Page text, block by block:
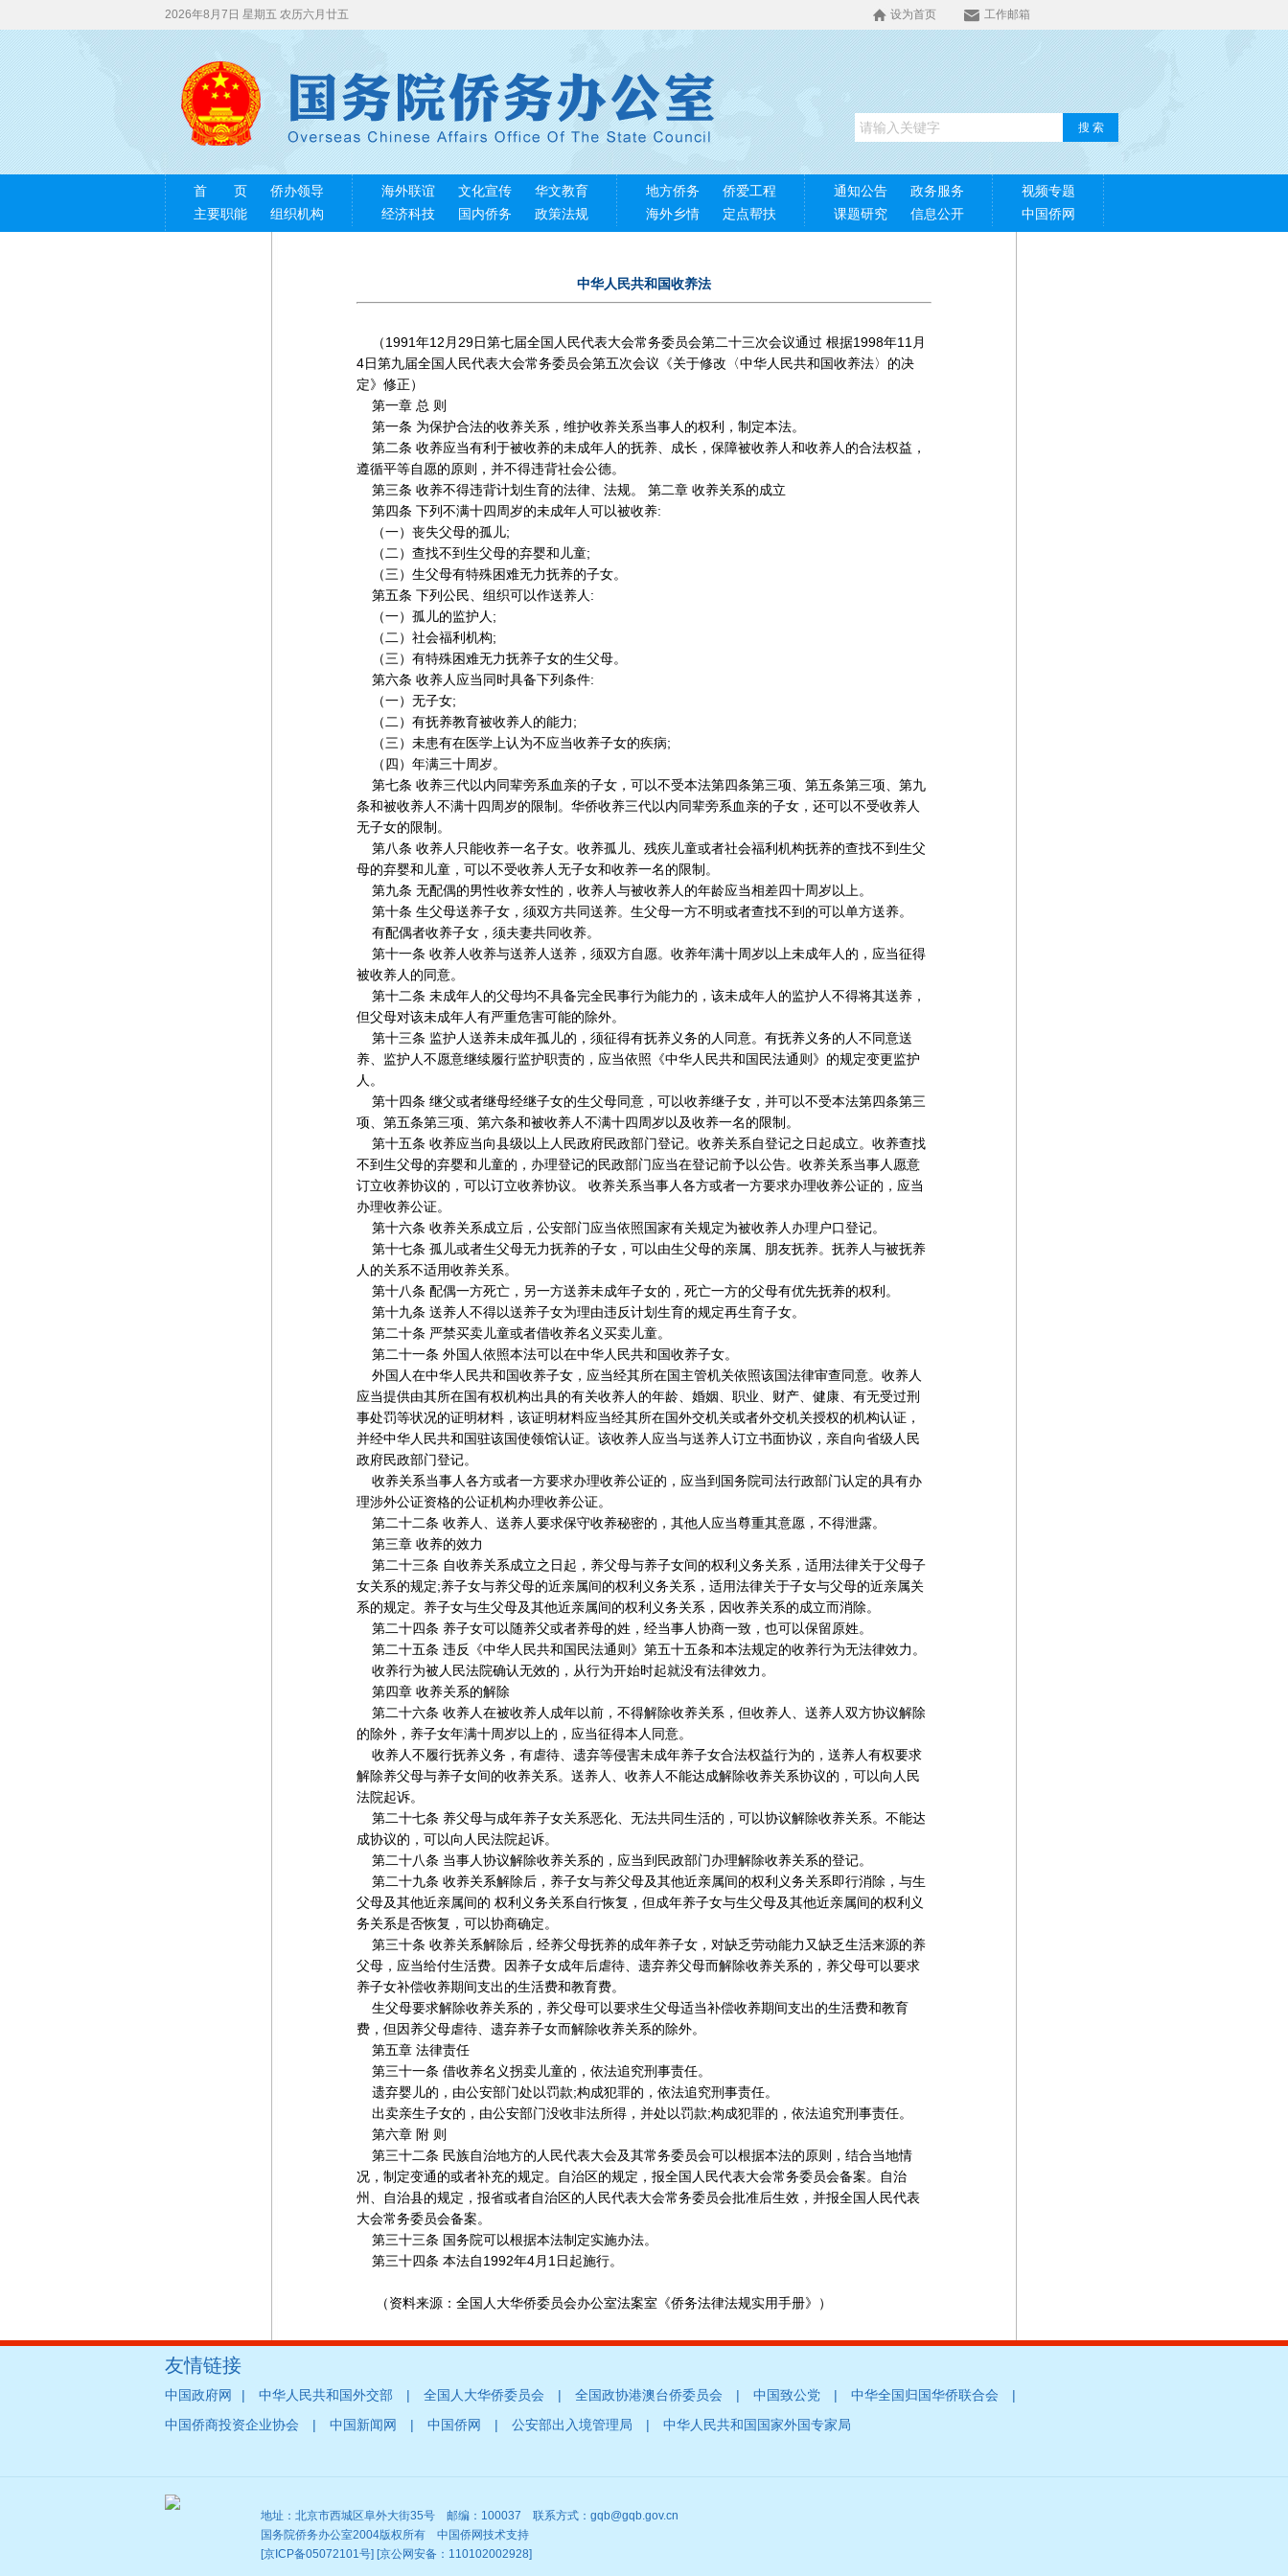
2026年8月7日 星期五 农历六月廿五 设为首页 工作邮箱
搜 索
首 页
侨办领导
主要职能
组织机构
海外联谊 文化宣传
华文教育
经济科技
国内侨务 政策法规
地方侨务
侨爱工程
海外乡情
定点帮扶
通知公告
政务服务
课题研究
信息公开
视频专题
中国侨网
中华人民共和国收养法
（1991年12月29日第七届全国人民代表大会常务委员会第二十三次会议通过 根据1998年11月
4日第九届全国人民代表大会常务委员会第五次会议《关于修改〈中华人民共和国收养法〉的决
定》修正）
第一章 总 则
第一条 为保护合法的收养关系，维护收养关系当事人的权利，制定本法。
第二条 收养应当有利于被收养的未成年人的抚养、成长，保障被收养人和收养人的合法权益，
遵循平等自愿的原则，并不得违背社会公德。
第三条 收养不得违背计划生育的法律、法规。 第二章 收养关系的成立
第四条 下列不满十四周岁的未成年人可以被收养:
（一）丧失父母的孤儿;
（二）查找不到生父母的弃婴和儿童;
（三）生父母有特殊困难无力抚养的子女。
第五条 下列公民、组织可以作送养人:
（一）孤儿的监护人;
（二）社会福利机构;
（三）有特殊困难无力抚养子女的生父母。
第六条 收养人应当同时具备下列条件:
（一）无子女;
（二）有抚养教育被收养人的能力;
（三）未患有在医学上认为不应当收养子女的疾病;
（四）年满三十周岁。
第七条 收养三代以内同辈旁系血亲的子女，可以不受本法第四条第三项、第五条第三项、第九
条和被收养人不满十四周岁的限制。华侨收养三代以内同辈旁系血亲的子女，还可以不受收养人
无子女的限制。
第八条 收养人只能收养一名子女。收养孤儿、残疾儿童或者社会福利机构抚养的查找不到生父
母的弃婴和儿童，可以不受收养人无子女和收养一名的限制。
第九条 无配偶的男性收养女性的，收养人与被收养人的年龄应当相差四十周岁以上。
第十条 生父母送养子女，须双方共同送养。生父母一方不明或者查找不到的可以单方送养。
有配偶者收养子女，须夫妻共同收养。
第十一条 收养人收养与送养人送养，须双方自愿。收养年满十周岁以上未成年人的，应当征得
被收养人的同意。
第十二条 未成年人的父母均不具备完全民事行为能力的，该未成年人的监护人不得将其送养，
但父母对该未成年人有严重危害可能的除外。
第十三条 监护人送养未成年孤儿的，须征得有抚养义务的人同意。有抚养义务的人不同意送
养、监护人不愿意继续履行监护职责的，应当依照《中华人民共和国民法通则》的规定变更监护
人。
第十四条 继父或者继母经继子女的生父母同意，可以收养继子女，并可以不受本法第四条第三
项、第五条第三项、第六条和被收养人不满十四周岁以及收养一名的限制。
第十五条 收养应当向县级以上人民政府民政部门登记。收养关系自登记之日起成立。收养查找
不到生父母的弃婴和儿童的，办理登记的民政部门应当在登记前予以公告。收养关系当事人愿意
订立收养协议的，可以订立收养协议。 收养关系当事人各方或者一方要求办理收养公证的，应当
办理收养公证。
第十六条 收养关系成立后，公安部门应当依照国家有关规定为被收养人办理户口登记。
第十七条 孤儿或者生父母无力抚养的子女，可以由生父母的亲属、朋友抚养。抚养人与被抚养
人的关系不适用收养关系。
第十八条 配偶一方死亡，另一方送养未成年子女的，死亡一方的父母有优先抚养的权利。
第十九条 送养人不得以送养子女为理由违反计划生育的规定再生育子女。
第二十条 严禁买卖儿童或者借收养名义买卖儿童。
第二十一条 外国人依照本法可以在中华人民共和国收养子女。
外国人在中华人民共和国收养子女，应当经其所在国主管机关依照该国法律审查同意。收养人
应当提供由其所在国有权机构出具的有关收养人的年龄、婚姻、职业、财产、健康、有无受过刑
事处罚等状况的证明材料，该证明材料应当经其所在国外交机关或者外交机关授权的机构认证，
并经中华人民共和国驻该国使领馆认证。该收养人应当与送养人订立书面协议，亲自向省级人民
政府民政部门登记。
收养关系当事人各方或者一方要求办理收养公证的，应当到国务院司法行政部门认定的具有办
理涉外公证资格的公证机构办理收养公证。
第二十二条 收养人、送养人要求保守收养秘密的，其他人应当尊重其意愿，不得泄露。
第三章 收养的效力
第二十三条 自收养关系成立之日起，养父母与养子女间的权利义务关系，适用法律关于父母子
女关系的规定;养子女与养父母的近亲属间的权利义务关系，适用法律关于子女与父母的近亲属关
系的规定。养子女与生父母及其他近亲属间的权利义务关系，因收养关系的成立而消除。
第二十四条 养子女可以随养父或者养母的姓，经当事人协商一致，也可以保留原姓。
第二十五条 违反《中华人民共和国民法通则》第五十五条和本法规定的收养行为无法律效力。
收养行为被人民法院确认无效的，从行为开始时起就没有法律效力。
第四章 收养关系的解除
第二十六条 收养人在被收养人成年以前，不得解除收养关系，但收养人、送养人双方协议解除
的除外，养子女年满十周岁以上的，应当征得本人同意。
收养人不履行抚养义务，有虐待、遗弃等侵害未成年养子女合法权益行为的，送养人有权要求
解除养父母与养子女间的收养关系。送养人、收养人不能达成解除收养关系协议的，可以向人民
法院起诉。
第二十七条 养父母与成年养子女关系恶化、无法共同生活的，可以协议解除收养关系。不能达
成协议的，可以向人民法院起诉。
第二十八条 当事人协议解除收养关系的，应当到民政部门办理解除收养关系的登记。
第二十九条 收养关系解除后，养子女与养父母及其他近亲属间的权利义务关系即行消除，与生
父母及其他近亲属间的 权利义务关系自行恢复，但成年养子女与生父母及其他近亲属间的权利义
务关系是否恢复，可以协商确定。
第三十条 收养关系解除后，经养父母抚养的成年养子女，对缺乏劳动能力又缺乏生活来源的养
父母，应当给付生活费。因养子女成年后虐待、遗弃养父母而解除收养关系的，养父母可以要求
养子女补偿收养期间支出的生活费和教育费。
生父母要求解除收养关系的，养父母可以要求生父母适当补偿收养期间支出的生活费和教育
费，但因养父母虐待、遗弃养子女而解除收养关系的除外。
第五章 法律责任
第三十一条 借收养名义拐卖儿童的，依法追究刑事责任。
遗弃婴儿的，由公安部门处以罚款;构成犯罪的，依法追究刑事责任。
出卖亲生子女的，由公安部门没收非法所得，并处以罚款;构成犯罪的，依法追究刑事责任。
第六章 附 则
第三十二条 民族自治地方的人民代表大会及其常务委员会可以根据本法的原则，结合当地情
况，制定变通的或者补充的规定。自治区的规定，报全国人民代表大会常务委员会备案。自治
州、自治县的规定，报省或者自治区的人民代表大会常务委员会批准后生效，并报全国人民代表
大会常务委员会备案。
第三十三条 国务院可以根据本法制定实施办法。
第三十四条 本法自1992年4月1日起施行。
（资料来源：全国人大华侨委员会办公室法案室《侨务法律法规实用手册》）
友情链接
中国政府网 | 中华人民共和国外交部 | 全国人大华侨委员会 | 全国政协港澳台侨委员会 | 中国致公党 | 中华全国归国华侨联合会 |
中国侨商投资企业协会 | 中国新闻网 | 中国侨网 | 公安部出入境管理局 | 中华人民共和国国家外国专家局
地址：北京市西城区阜外大街35号 邮编：100037 联系方式：gqb@gqb.gov.cn
国务院侨务办公室2004版权所有 中国侨网技术支持
[京ICP备05072101号] [京公网安备：110102002928]